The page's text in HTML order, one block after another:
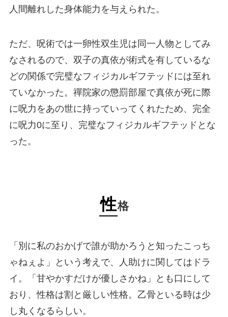
人間離れした身体能力を与えられた。
ただ、呪術では一卵性双生児は同一人物としてみ
なされるので、双子の真依が術式を有しているな
どの関係で完璧なフィジカルギフテッドには至れ
ていなかった。禪院家の懲罰部屋で真依が死に際
に呪力をあの世に持っていってくれたため、完全
に呪力0に至り、完璧なフィジカルギフテッドとな
った。
性格
「別に私のおかげで誰が助かろうと知ったこっち
ゃねぇよ」という考えで、人助けに関してはドラ
イ。「甘やかすだけが優しさかね」とも口にして
おり、性格は割と厳しい性格。乙骨といる時は少
し丸くなるらしい。